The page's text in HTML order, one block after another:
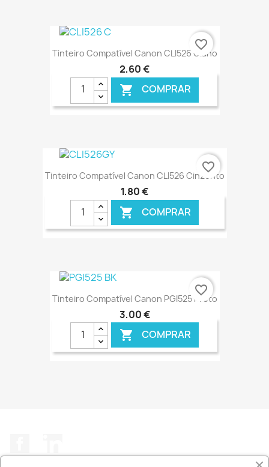
€ ONLINE
Tinteiro Compatível Canon CLI526 Ciano
2,60 €
 COMPRAR
€ ONLINE
favorite_border
Tinteiro Compatível Canon CLI526 Cinzento
1,80 €
 COMPRAR
€ ONLINE
favorite_border
Tinteiro Compatível Canon PGI525 Preto
3,00 €
 COMPRAR
favorite_border